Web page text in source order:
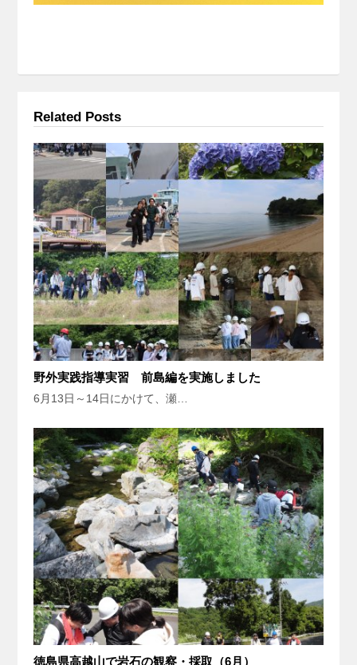
Related Posts
野外実践指導実習 前島編を実施しました
6月13日～14日にかけて、瀬…
徳島県高越山で岩石の観察・採取（6月）